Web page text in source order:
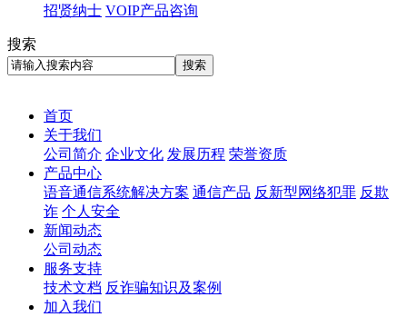
招贤纳士 VOIP产品咨询
搜索
首页
关于我们
公司简介 企业文化 发展历程 荣誉资质
产品中心
语音通信系统解决方案 通信产品 反新型网络犯罪 反欺
诈 个人安全
新闻动态
公司动态
服务支持
技术文档 反诈骗知识及案例
加入我们